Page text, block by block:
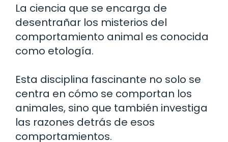
La ciencia que se encarga de
desentrañar los misterios del
comportamiento animal es conocida
como etología.
Esta disciplina fascinante no solo se
centra en cómo se comportan los
animales, sino que también investiga
las razones detrás de esos
comportamientos.